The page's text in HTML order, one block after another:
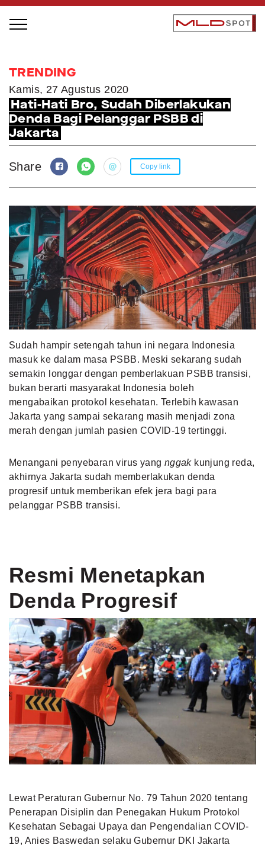
LOCAL GREATNESS
INSPIRING PEOPLE
INSPIRING PRODUCTS
INSPIRING PLACES
INSPIRING COMMUNITIES
TRENDING
EVENTS
MLDPODCAST
VIDEOS
MLDPOINTS
SEARCH
TRENDING
Kamis, 27 Agustus 2020
Hati-Hati Bro, Sudah Diberlakukan
Denda Bagi Pelanggar PSBB di
Jakarta
Share Copy link
Sudah hampir setengah tahun ini negara Indonesia
masuk ke dalam masa PSBB. Meski sekarang sudah
semakin longgar dengan pemberlakuan PSBB transisi,
bukan berarti masyarakat Indonesia boleh
mengabaikan protokol kesehatan. Terlebih kawasan
Jakarta yang sampai sekarang masih menjadi zona
merah dengan jumlah pasien COVID-19 tertinggi.
Menangani penyebaran virus yang nggak kunjung reda,
akhirnya Jakarta sudah memberlakukan denda
progresif untuk memberikan efek jera bagi para
pelanggar PSBB transisi.
Resmi Menetapkan
Denda Progresif
Lewat Peraturan Gubernur No. 79 Tahun 2020 tentang
Penerapan Disiplin dan Penegakan Hukum Protokol
Kesehatan Sebagai Upaya dan Pengendalian COVID-
19, Anies Baswedan selaku Gubernur DKI Jakarta